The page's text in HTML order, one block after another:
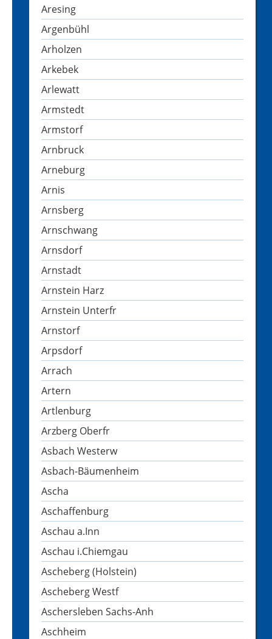
Aresing
Argenbühl
Arholzen
Arkebek
Arlewatt
Armstedt
Armstorf
Arnbruck
Arneburg
Arnis
Arnsberg
Arnschwang
Arnsdorf
Arnstadt
Arnstein Harz
Arnstein Unterfr
Arnstorf
Arpsdorf
Arrach
Artern
Artlenburg
Arzberg Oberfr
Asbach Westerw
Asbach-Bäumenheim
Ascha
Aschaffenburg
Aschau a.Inn
Aschau i.Chiemgau
Ascheberg (Holstein)
Ascheberg Westf
Aschersleben Sachs-Anh
Aschheim